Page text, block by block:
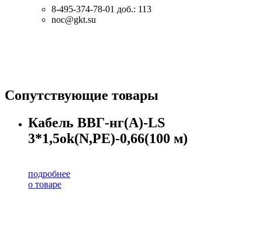
8-495-374-78-01 доб.: 113
noc@gkt.su
Сопутствующие товары
Кабель ВВГ-нг(А)-LS
3*1,5ok(N,PE)-0,66(100 м)
подробнее
о товаре